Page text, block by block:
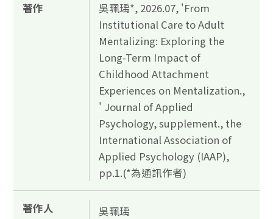
著作
吳珮瑀*, 2026.07, 'From
Institutional Care to Adult
Mentalizing: Exploring the
Long-Term Impact of
Childhood Attachment
Experiences on Mentalization.,
' Journal of Applied
Psychology, supplement., the
International Association of
Applied Psychology (IAAP),
pp.1.(*為通訊作者)
著作人 吳珮瑀